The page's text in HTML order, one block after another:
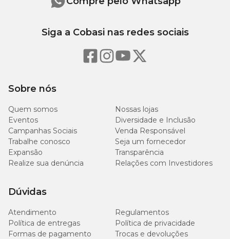
Sobre nós
Quem somos
Nossas lojas
Eventos
Diversidade e Inclusão
Campanhas Sociais
Venda Responsável
Trabalhe conosco
Seja um fornecedor
Expansão
Transparência
Realize sua denúncia
Relações com Investidores
Dúvidas
Atendimento
Regulamentos
Política de entregas
Política de privacidade
Formas de pagamento
Trocas e devoluções
Siga a Cobasi nas redes sociais